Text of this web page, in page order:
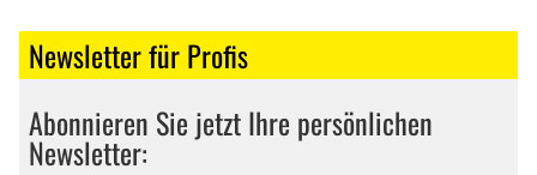
Newsletter für Profis
Abonnieren Sie jetzt Ihre persönlichen
Newsletter: